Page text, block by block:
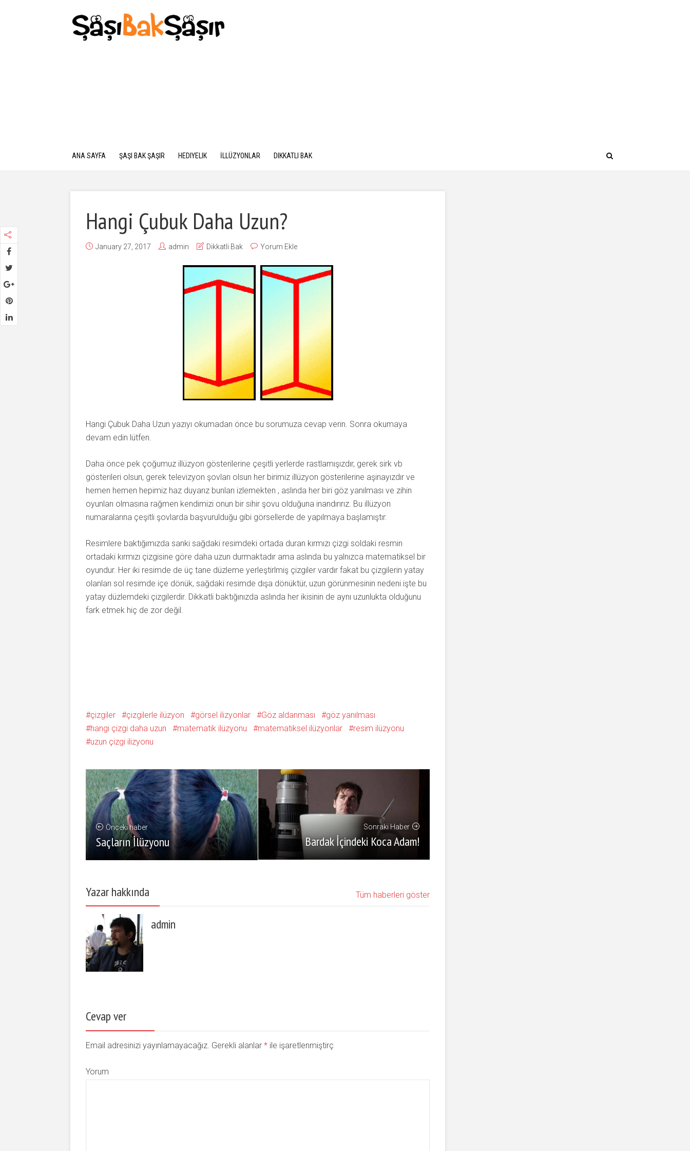
ANA SAYFA ŞAŞI BAK ŞAŞIR HEDIYELIK İLLÜZYONLAR DIKKATLI BAK
Hangi Çubuk Daha Uzun?
January 27, 2017 admin Dikkatli Bak Yorum Ekle
Hangi Çubuk Daha Uzun yazıyı okumadan önce bu sorumuza cevap verin. Sonra okumaya
devam edin lütfen.
Daha önce pek çoğumuz illüzyon gösterilerine çeşitli yerlerde rastlamışızdır, gerek sirk vb
gösterileri olsun, gerek televizyon şovları olsun her birimiz illüzyon gösterilerine aşinayızdır ve
hemen hemen hepimiz haz duyarız bunları izlemekten , aslında her biri göz yanılması ve zihin
oyunları olmasına rağmen kendimizi onun bir sihir şovu olduğuna inandırırız. Bu illüzyon
numaralarına çeşitli şovlarda başvurulduğu gibi görsellerde de yapılmaya başlamıştır.
Resimlere baktığımızda sanki sağdaki resimdeki ortada duran kırmızı çizgi soldaki resmin
ortadaki kırmızı çizgisine göre daha uzun durmaktadır ama aslında bu yalnızca matematiksel bir
oyundur. Her iki resimde de üç tane düzleme yerleştirlmiş çizgiler vardır fakat bu çizgilerin yatay
olanları sol resimde içe dönük, sağdaki resimde dışa dönüktür, uzun görünmesinin nedeni işte bu
yatay düzlemdeki çizgilerdir. Dikkatli baktığınızda aslında her ikisinin de aynı uzunlukta olduğunu
fark etmek hiç de zor değil.
çizgiler çizgilerle ilüzyon görsel ilizyonlar Göz aldanması
göz yanılması
hangi çizgi daha uzun
matematik ilüzyonu matematiksel ilüzyonlar
resim ilüzyonu
uzun çizgi ilizyonu
Önceki haber
Saçların İlüzyonu
Sonraki Haber
Bardak İçindeki Koca Adam!
Yazar hakkında Tüm haberleri göster
admin
Cevap ver
Email adresinizi yayınlamayacağız. Gerekli alanlar * ile işaretlenmiştirç
Yorum